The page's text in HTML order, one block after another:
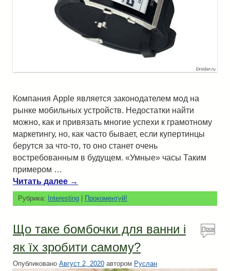
Компания Apple является законодателем мод на
рынке мобильных устройств. Недостатки найти
можно, как и привязать многие успехи к грамотному
маркетингу, но, как часто бывает, если купертинцы
берутся за что-то, то оно станет очень
востребованным в будущем. «Умные» часы Таким
примером …
Читать далее →
Рубрика: Interesting Прокоментуй!
Що таке бомбочки для ванни і
як їх зробити самому?
Опубликовано Август 2, 2020 автором Руслан
Прок
омен